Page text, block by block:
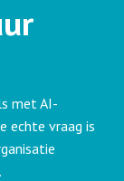
met AI-
echte vraag is